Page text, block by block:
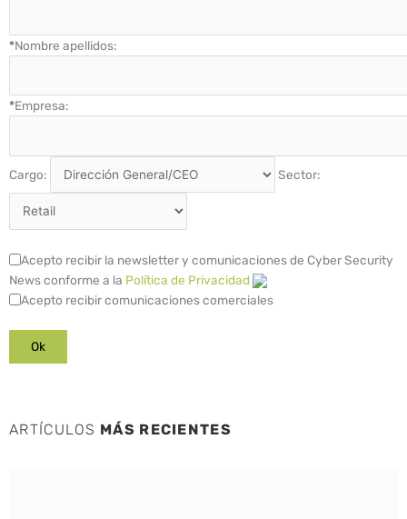
*Nombre apellidos:
*Empresa:
Cargo: Sector:
Acepto recibir la newsletter y comunicaciones de Cyber Security
News conforme a la Política de Privacidad
Acepto recibir comunicaciones comerciales
ARTÍCULOS MÁS RECIENTES